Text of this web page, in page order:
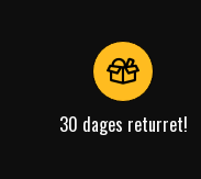
30 dages returret!